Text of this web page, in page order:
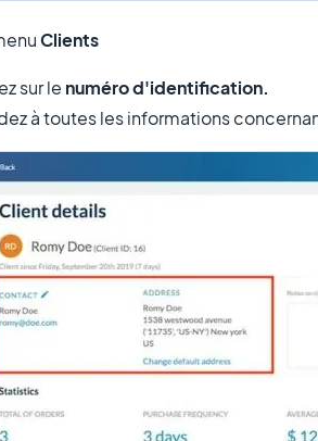
Clients
sur le numéro d'identification.
à toutes les informations